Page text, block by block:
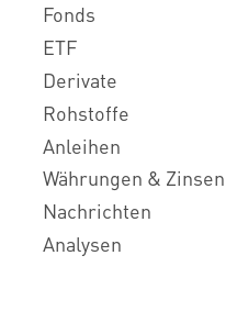
Fonds
ETF
Derivate
Rohstoffe
Anleihen
Währungen & Zinsen
Nachrichten
Analysen